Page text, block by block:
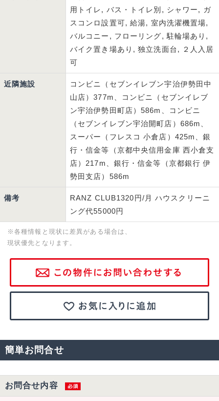
用トイレ, バス・トイレ別, シャワー, ガ
スコンロ設置可, 給湯, 室内洗濯機置場,
バルコニー, フローリング, 駐輪場あり,
バイク置き場あり, 独立洗面台, ２人入居
可
近隣施設
コンビニ（セブンイレブン宇治伊勢田中
山店）377m、コンビニ（セブンイレブ
ン宇治伊勢田町店）586m、コンビニ
（セブンイレブン宇治開町店）686m、
スーパー（フレスコ 小倉店）425m、銀
行・信金等（京都中央信用金庫 西小倉支
店）217m、銀行・信金等（京都銀行 伊
勢田支店）586m
備考
RANZ CLUB1320円/月 ハウスクリーニ
ング代55000円
※各種情報と現状に差異がある場合は、
現状優先となります。
簡単お問合せ